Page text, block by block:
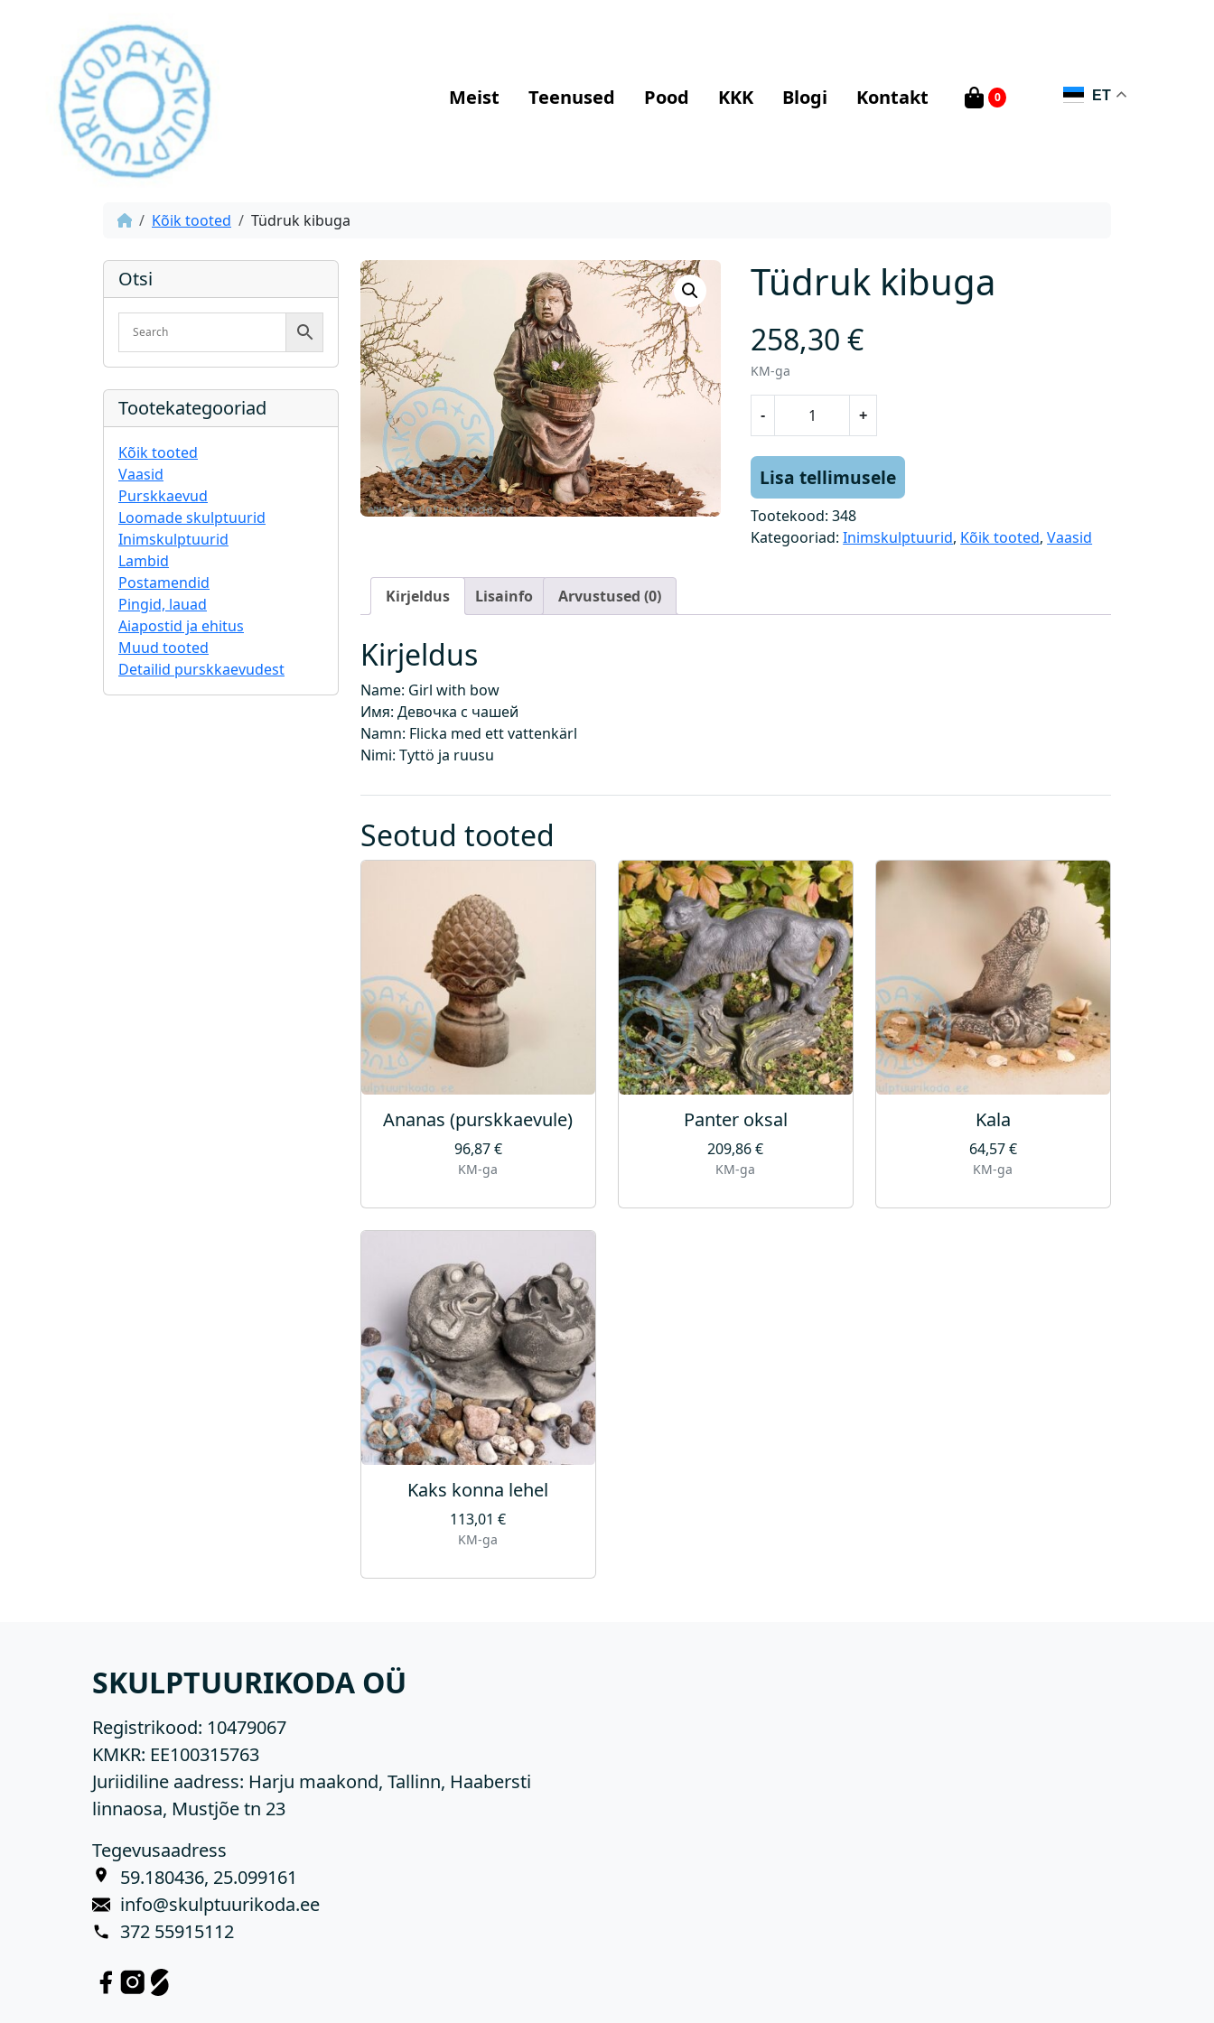
Meist Teenused Pood KKK Blogi Kontakt 0 ET
Kõik tooted Tüdruk kibuga
Otsi
Tootekategooriad
Kõik tooted
Vaasid
Purskkaevud
Loomade skulptuurid
Inimskulptuurid
Lambid
Postamendid
Pingid, lauad
Aiapostid ja ehitus
Muud tooted
Detailid purskkaevudest
Tüdruk kibuga
258,30€
KM-ga
-
u
k
k
g
+
Lisa tellimusele
Tootekood:348
Kategooriad:Inimskulptuurid, Kõik tooted,Vaasid
Kirjeldus Lisainfo Arvustused (0)
Kirjeldus
Name: Girl with bow
Имя: Девочка с чашей
Namn: Flicka med ett vattenkärl
Nimi: Tyttö ja ruusu
Seotud tooted
Ananas (purskkaevule)
96,87€
KM-ga
Panter oksal
209,86€
KM-ga
Kala
64,57€
KM-ga
Kaks konna lehel
113,01€
KM-ga
SKULPTUURIKODA OÜ
Registrikood: 10479067
KMKR: EE100315763
Juriidiline aadress: Harju maakond, Tallinn, Haabersti
linnaosa, Mustjõe tn 23
Tegevusaadress
59.180436, 25.099161
info@skulptuurikoda.ee
372 55915112